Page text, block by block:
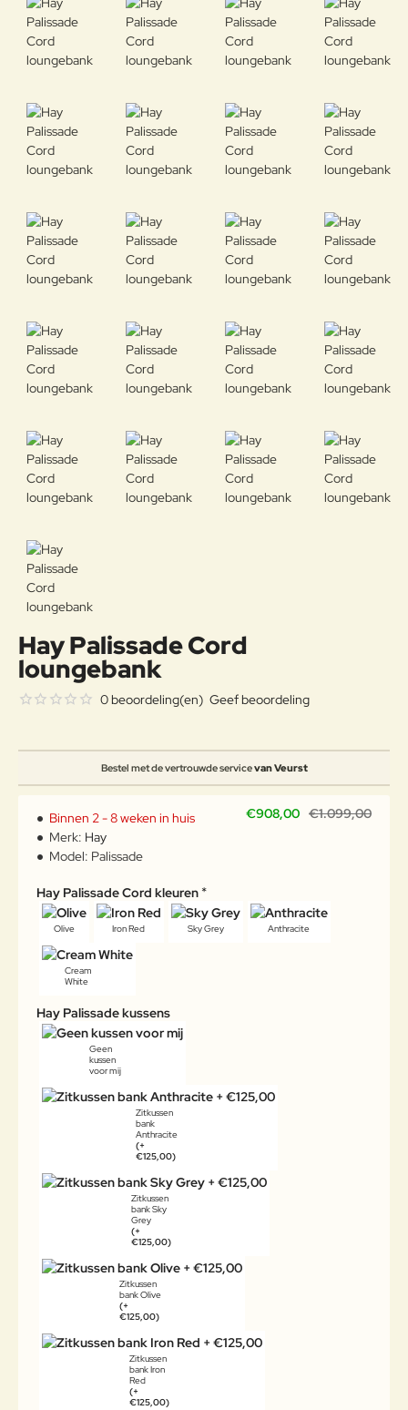
Hay Palissade Cord
loungebank
Bestel met de vertrouwde servicevan Veurst
0 beoordeling(en) Geef beoordeling
€908,00 €1.099,00
Binnen 2 - 8 weken in huis
Merk: Hay
Model: Palissade
Hay Palissade Cord kleuren
Olive Iron Red Sky Grey Anthracite
Cream
White
Hay Palissade kussens
Geen
kussen
voor mij
Zitkussen
bank
Anthracite
(+
€125,00)
Zitkussen
bank Sky
Grey
(+
€125,00)
Zitkussen
bank Olive
(+
€125,00)
Zitkussen
bank Iron
Red
(+
€125,00)